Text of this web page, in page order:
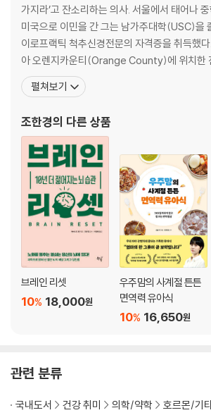
가지라’고 잔소리하는 의사. 서울에서 태어나
미국으로 이민을 간 그는 남가주대학(USC)을
이로프랙틱 척추신경전문의 자격증을 취득했
아 오렌지카운티(Orange County)에 위치한
로 환자들을 돌보고 있다. 레이저 통증 클리닉에서 환자들을 진료하
던 당시, 콜레스테롤 저하제 복용 환자들에게서
산 복용을 처방한 환자들의 치료 결과가 더
펼쳐보기
조한경의 다른 상품
브레인 리셋
18,000원
10%
우주맘의 사계절 튼튼
면역력 유아식
16,650원
10%
관련 분류
국내도서 건강 취미 의학/약학
호르몬/기